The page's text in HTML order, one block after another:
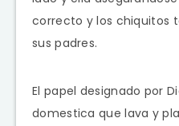
correcto y los chiquitos
sus padres.
El papel designado por
domestica que lava y